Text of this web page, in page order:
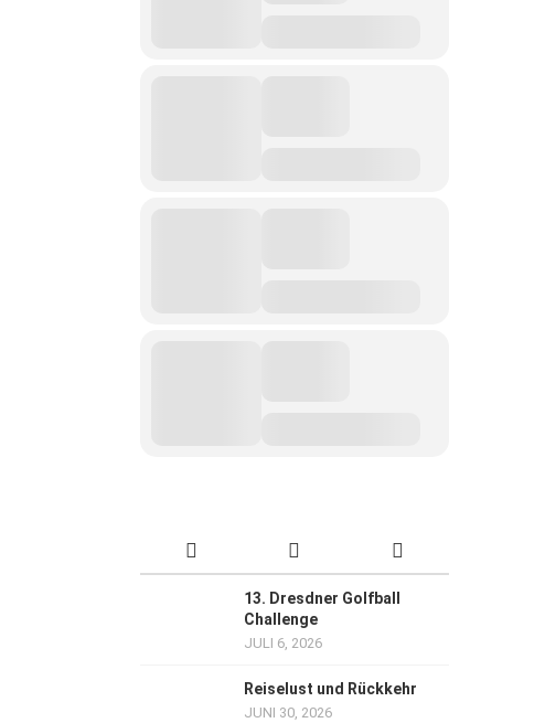
13. Dresdner Golfball
Challenge
JULI 6, 2026
Reiselust und Rückkehr
JUNI 30, 2026